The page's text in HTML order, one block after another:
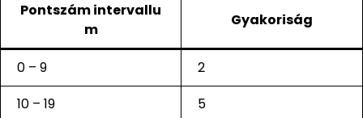
Pontszám intervallu
m
Gyakoriság
0 – 9
2
10 – 19
5